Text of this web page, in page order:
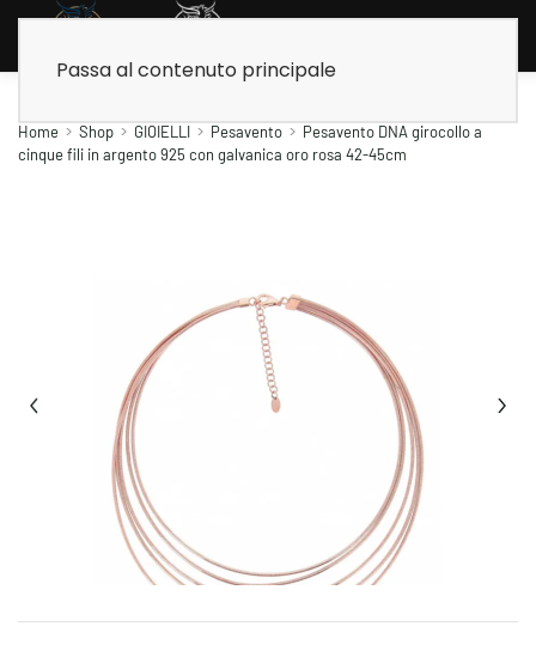
Passa al contenuto principale
Home Shop GIOIELLI Pesavento
Pesavento DNA girocollo a
cinque fili in argento 925 con galvanica oro rosa 42-45cm